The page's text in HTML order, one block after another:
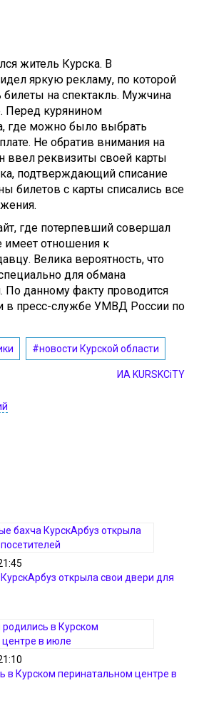
житель Курска. В
яркую рекламу, по которой
на спектакль. Мужчина
Перед курянином
где можно было выбрать
Не обратив внимания на
ввел реквизиты своей карты
подтверждающий списание
билетов с карты списались все
где потерпевший совершал
имеет отношения к
Велика вероятность, что
для обмана
данному факту проводится
в пресс-службе УМВД России по
#новости Курской области
ИА KURSKCiTY
открыла свои двери для
в Курском перинатальном центре в